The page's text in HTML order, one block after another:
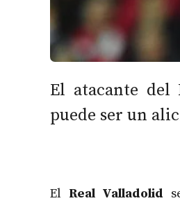
El atacante
puede ser un
El Real Valladolid